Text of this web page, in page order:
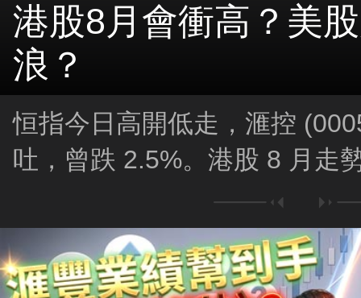
港股8月會衝高？美
浪？
恒指今日高開低走，滙控
吐，曾跌 2.5%。港股 8 月走